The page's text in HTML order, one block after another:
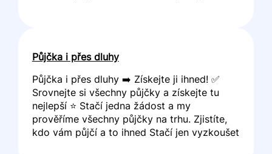
Půjčka i přes dluhy
Půjčka i přes dluhy ➡️ Získejte ji ihned! ✅
Srovnejte si všechny půjčky a získejte tu
nejlepší ⭐ Stačí jedna žádost a my
prověříme všechny půjčky na trhu. Zjistíte,
kdo vám půjčí a to ihned Stačí jen vyzkoušet